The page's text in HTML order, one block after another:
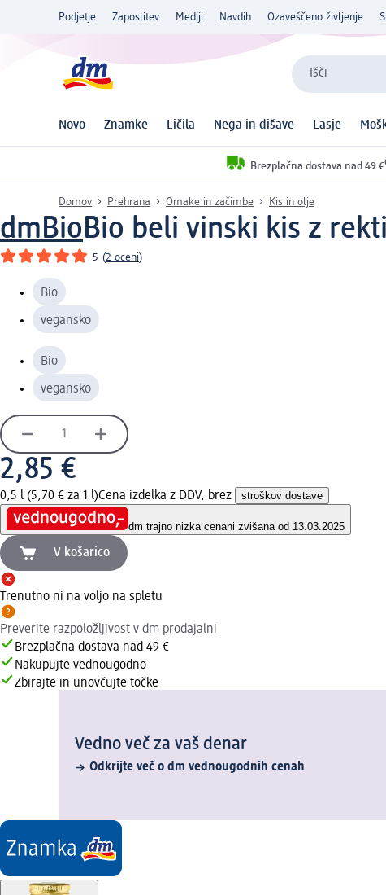
Podjetje Zaposlitev Mediji Navdih Ozaveščeno življenje
Išči
Novo Znamke Ličila Nega in dišave Lasje
Brezplačna dostava nad 49 €
Domov Prehrana Omake in začimbe Kis in olje
dmBioBio beli vinski kis z
5 (2 oceni)
Bio
vegansko
Bio
vegansko
2,85 €
0,5 l (5,70 € za 1 l)Cena izdelka z DDV, brez stroškov dostave
dm trajno nizka cenani zvišana od 13.03.2025
V košarico
Trenutno ni na voljo na spletu
Preverite razpoložljivost v dm prodajalni
Brezplačna dostava nad 49 €
Nakupujte vednougodno
Zbirajte in unovčujte točke
Vedno več za vaš denar
Odkrijte več o dm vednougodnih cenah